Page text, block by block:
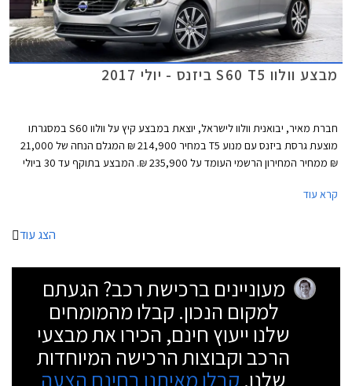
מבצע וולוו S60 T5 ביזנס - יולי 2017
חברת מאיר, יבואנית וולוו לישראל, יוצאת במבצע קיץ על וולוו S60 במסגרתו
מוצעת גרסת ביזנס עם מנוע T5 במחיר 214,900 ₪ המגלם הנחה של 21,000
₪ ממחיר המחירון הרשמי העומד על 235,900 ₪. המבצע בתוקף עד 30 ביולי
קרא עוד
הצג עוד
מעוניינים ברכישת רכב? הגעתם
למקום הנכון. קבלו מהמומחים
שלנו ייעוץ חינם, הכירו את מבצעי
הרכב וקבוצות הרכישה המיוחדות
שלנו. קבלו מאיתנו בחינם הצעה